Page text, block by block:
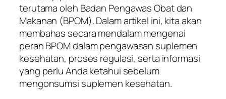
terutama oleh Badan Pengawas Obat dan
Makanan (BPOM). Dalam artikel ini, kita akan
membahas secara mendalam mengenai
peran BPOM dalam pengawasan suplemen
kesehatan, proses regulasi, serta informasi
yang perlu Anda ketahui sebelum
mengonsumsi suplemen kesehatan.